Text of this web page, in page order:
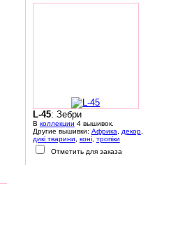
L-45: Зебри
В коллекции 4 вышивок.
Другие вышивки: Африка декор,
дикі тварини
коні, тропіки
Отметить для заказа